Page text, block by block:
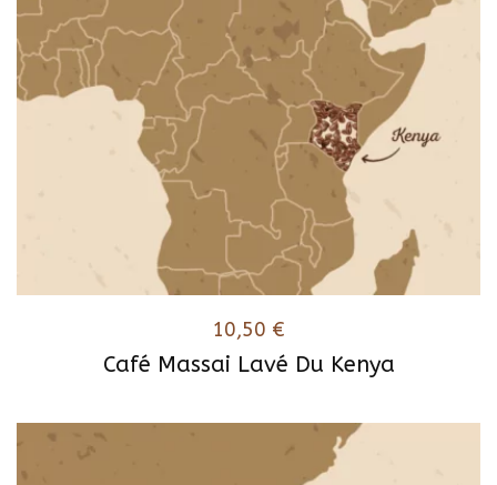
Café Massai Lavé Du Kenya
10,50 €
produit